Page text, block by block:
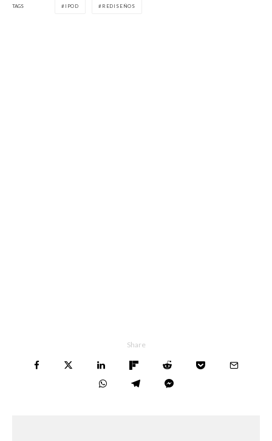
TAGS IPOD REDISEÑOS
Share